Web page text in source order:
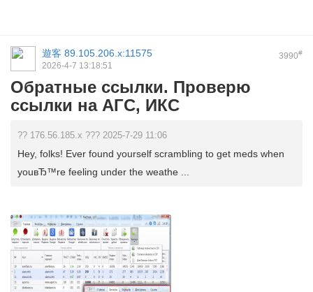
3990#
遊客 89.105.206.x:11575
2026-4-7 13:18:51
Обратные ссылки. Проверю
ссылки на АГС, ИКС
?? 176.56.185.x ??? 2025-7-29 11:06
Hey, folks! Ever found yourself scrambling to get meds when
youвЂ™re feeling under the weathe ...